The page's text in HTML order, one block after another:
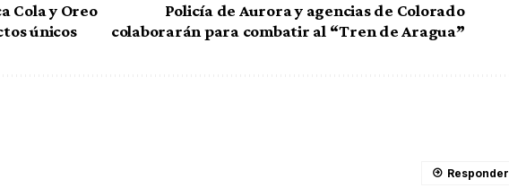
Cola y Oreo
únicos
Policía de Aurora y agencias de Colorado
colaborarán para combatir al “Tren de Aragua”
Responder